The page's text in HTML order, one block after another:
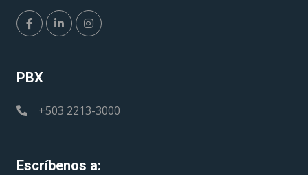
PBX
+503 2213-3000
Escríbenos a: